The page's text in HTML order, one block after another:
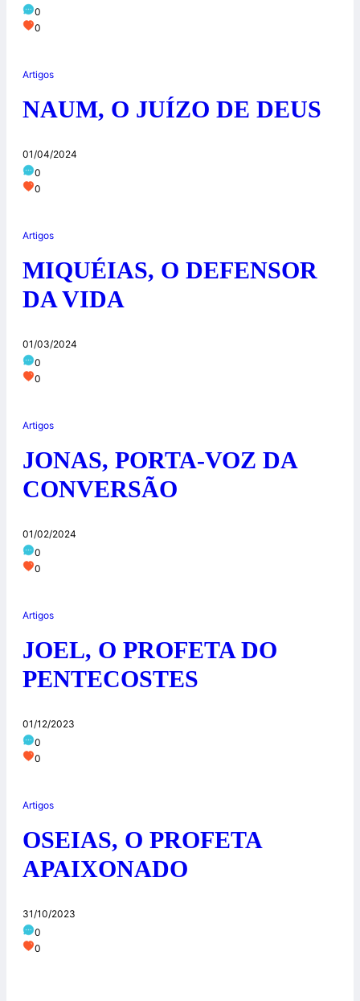
0
0
Artigos
NAUM, O JUÍZO DE DEUS
01/04/2024
0
0
Artigos
MIQUÉIAS, O DEFENSOR
DA VIDA
01/03/2024
0
0
Artigos
JONAS, PORTA-VOZ DA
CONVERSÃO
01/02/2024
0
0
Artigos
JOEL, O PROFETA DO
PENTECOSTES
01/12/2023
0
0
Artigos
OSEIAS, O PROFETA
APAIXONADO
31/10/2023
0
0